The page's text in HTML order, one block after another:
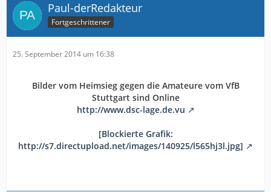
Paul-derRedakteur
Fortgeschrittener
25. September 2014 um 16:38
Bilder vom Heimsieg gegen die Amateure vom VfB
Stuttgart sind Online
http://www.dsc-lage.de.vu
[Blockierte Grafik:
http://s7.directupload.net/images/140925/l565hj3l.jpg]